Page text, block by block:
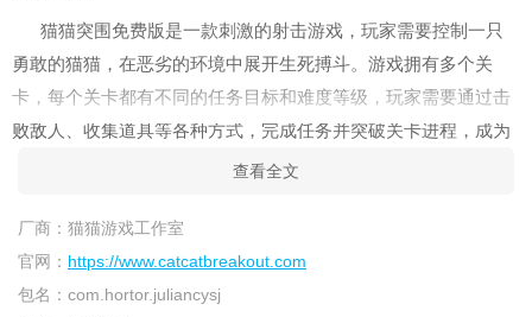
猫猫突围免费版是一款刺激的射击游戏，玩家需要控制一只
勇敢的猫猫，在恶劣的环境中展开生死搏斗。游戏拥有多个关
卡，每个关卡都有不同的任务目标和难度等级，玩家需要通过击
败敌人、收集道具等各种方式，完成任务并突破关卡进程，成为
1、玩家化身为一只萌萌的小猫，需要躲避各种危险，尽可能
生存下去。
查看全文
厂商： 猫猫游戏工作室
官网： https://www.catcatbreakout.com
包名： com.hortor.juliancysj